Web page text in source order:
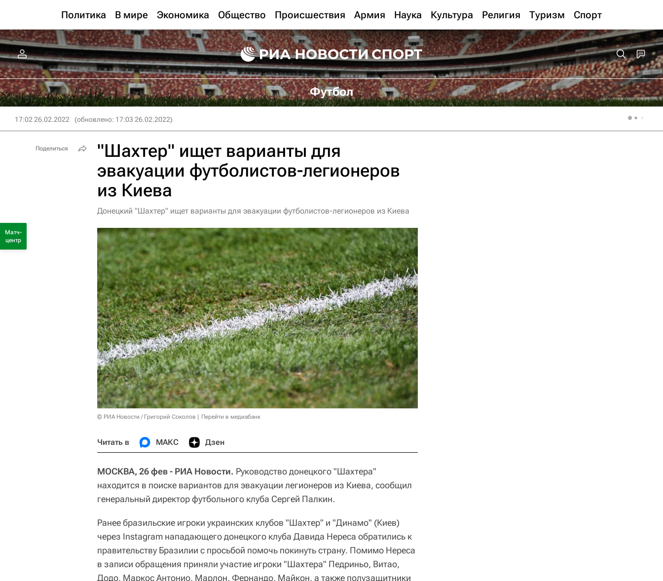
Политика В мире Экономика Общество Происшествия Армия Наука Культура Религия Туризм Спорт
Футбол
17:02 26.02.2022 (обновлено: 17:03 26.02.2022)
"Шахтер" ищет варианты для
эвакуации футболистов-легионеров
из Киева
Донецкий "Шахтер" ищет варианты для эвакуации футболистов-легионеров из Киева
© РИА Новости / Григорий Соколов Перейти в медиабанк
Читать в МАКС Дзен
МОСКВА, 26 фев - РИА Новости. Руководство донецкого "Шахтера"
находится в поиске вариантов для эвакуации легионеров из Киева, сообщил
генеральный директор футбольного клуба Сергей Палкин.
Ранее бразильские игроки украинских клубов "Шахтер" и "Динамо" (Киев)
через Instagram нападающего донецкого клуба Давида Нереса обратились к
правительству Бразилии с просьбой помочь покинуть страну. Помимо Нереса
в записи обращения приняли участие игроки "Шахтера" Педриньо, Витао,
Додо, Маркос Антонио, Марлон, Фернандо, Майкон, а также полузащитники
Поделиться
Матч-
центр